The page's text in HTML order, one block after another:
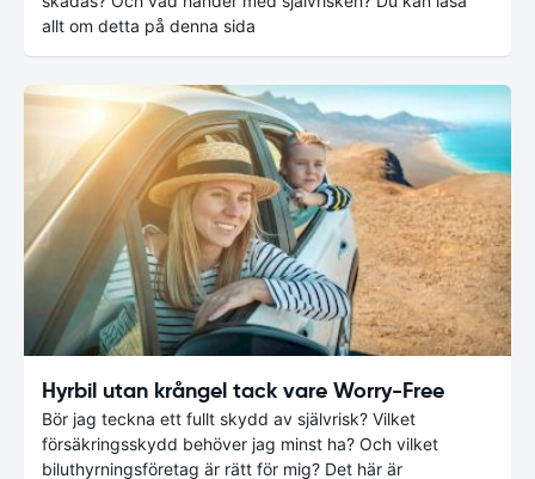
allt om detta på denna sida
Hyrbil utan krångel tack vare Worry-Free
Bör jag teckna ett fullt skydd av självrisk? Vilket
försäkringsskydd behöver jag minst ha? Och vilket
biluthyrningsföretag är rätt för mig? Det här är